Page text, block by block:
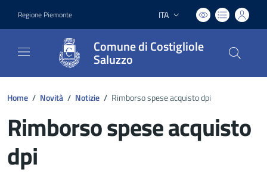
Regione Piemonte Lingua attiva:
ITA
Comune di Costigliole
Saluzzo
Home / Novità / Notizie / Rimborso spese acquisto dpi
Rimborso spese acquisto
dpi